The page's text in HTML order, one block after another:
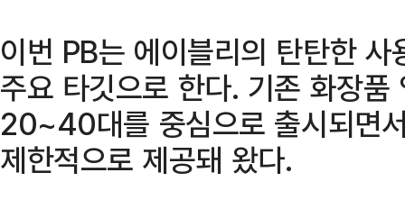
이번 PB는 에이블리의 탄탄한
주요 타깃으로 한다. 기존 화장
20~40대를 중심으로 출시되면
제한적으로 제공돼 왔다.